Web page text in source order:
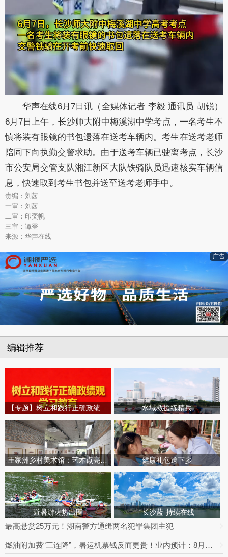
华声在线6月7日讯（全媒体记者 李毅 通讯员 胡锐）
6月7日上午，长沙师大附中梅溪湖中学考点，一名考生不
慎将装有眼镜的书包遗落在送考车辆内。考生在送考老师
陪同下向执勤交警求助。由于送考车辆已驶离考点，长沙
市公安局交管支队湘江新区大队铁骑队员迅速核实车辆信
息，快速取到考生书包并送至送考老师手中。
责编：刘茜
一审：刘茜
二审：印奕帆
三审：谭登
来源：华声在线
广告
编辑推荐
水域救援练精兵
王家洲乡村美术馆：艺术点亮田园乡村 健康礼包送下乡
避暑游火热出圈 “长沙蓝”持续在线
最高悬赏25万元！湖南警方通缉两名犯罪集团主犯
燃油附加费“三连降”，暑运机票钱反而更贵！业内预计：8月下旬将迎回落拐点